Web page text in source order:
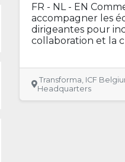
FR - NL - EN
accompagner les
dirigeantes pour
collaboration et la
Transforma, ICF
Headquarters